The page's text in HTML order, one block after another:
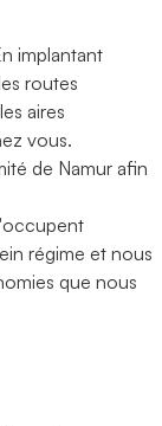
implantant
routes
aires
vous.
de Namur afin
régime et nous
que nous